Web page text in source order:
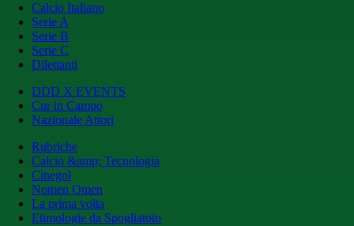
Calcio Italiano
Serie A
Serie B
Serie C
Dilettanti
DDD X EVENTS
Cur in Campo
Nazionale Attori
Rubriche
Calcio &amp; Tecnologia
Cinegol
Nomen Omen
La prima volta
Etimologie da Spogliatoio